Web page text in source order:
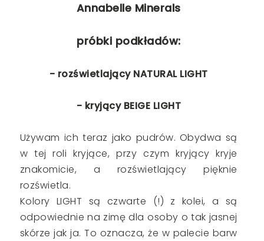
Annabelle Minerals
próbki podkładów:
- rozświetlający NATURAL LIGHT
- kryjący BEIGE LIGHT
Używam ich teraz jako pudrów. Obydwa są
w tej roli kryjące, przy czym kryjący kryje
znakomicie, a rozświetlający pięknie
rozświetla.
Kolory LIGHT są czwarte (!) z kolei, a są
odpowiednie na zimę dla osoby o tak jasnej
skórze jak ja. To oznacza, że w palecie barw